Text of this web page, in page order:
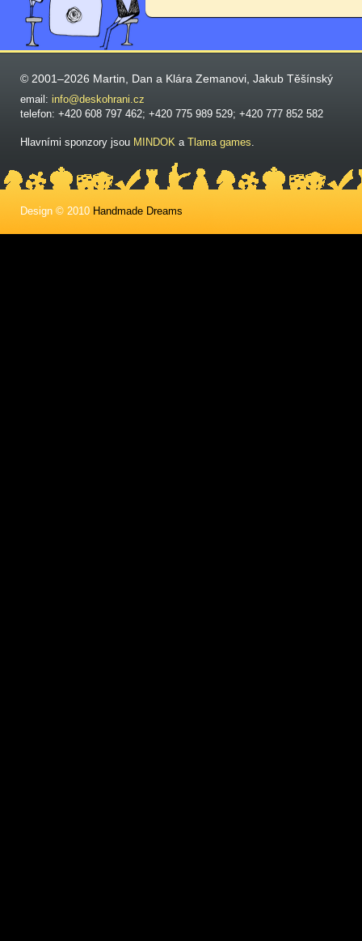
© 2001–2026 Martin, Dan a Klára Zemanovi, Jakub Těšínský
email: info@deskohrani.cz
telefon: +420 608 797 462; +420 775 989 529; +420 777 852 582
Hlavními sponzory jsou MINDOK a Tlama games
Design © 2010 Handmade Dreams